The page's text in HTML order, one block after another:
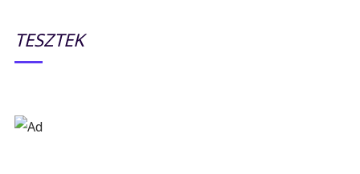
TESZTEK